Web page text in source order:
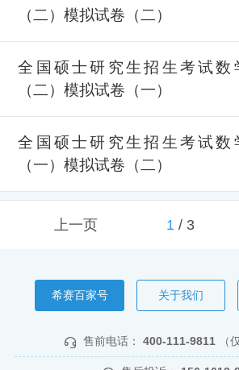
（二）模拟试卷（二）
全国硕士研究生招生考试数
（二）模拟试卷（一）
全国硕士研究生招生考试数
（一）模拟试卷（二）
上一页 1/ 3
希赛百家号 关于我们
售前电话： 400-111-9811 （